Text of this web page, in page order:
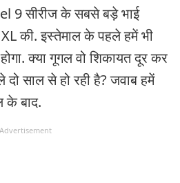
9 सीरीज के सबसे बड़े भाई
की. इस्तेमाल के पहले हमें भी
क्या गूगल वो शिकायत दूर कर
दो साल से हो रही है? जवाब हमें
के बाद.
Advertisement